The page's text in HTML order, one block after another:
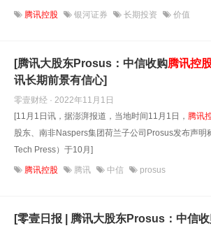
腾讯控股 银河证券 长期投资 价值
[腾讯大股东Prosus：中信收购腾讯控
讯长期前景有信心]
零壹财经 · 2022年11月1日
[11月1日讯，据澎湃报道，当地时间11月1日， 腾讯
股东、南非Naspers集团荷兰子公司Prosus发布声明
Tech Press）于10月]
腾讯控股 腾讯 中信 prosus
[零壹日报 | 腾讯大股东Prosus：中信